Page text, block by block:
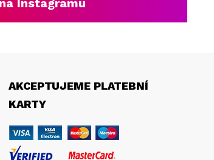
Instagramu
AKCEPTUJEME PLATEBNÍ
KARTY